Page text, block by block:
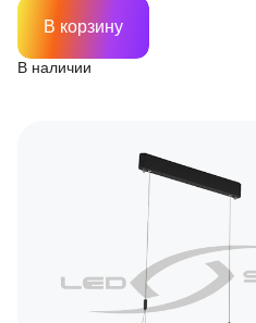
В наличии
В корзину